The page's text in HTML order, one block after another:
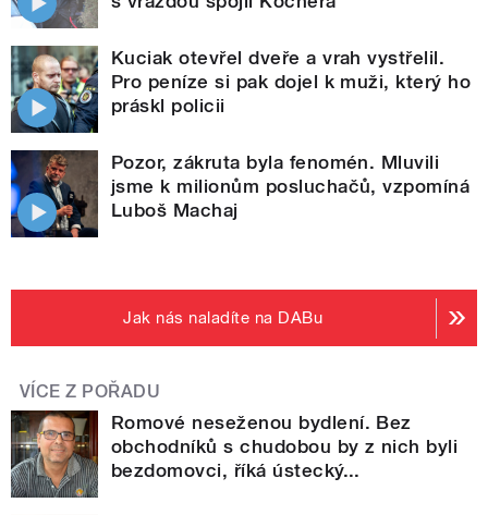
Kuciak otevřel dveře a vrah vystřelil.
Pro peníze si pak dojel k muži, který ho
práskl policii
Pozor, zákruta byla fenomén. Mluvili
jsme k milionům posluchačů, vzpomíná
Luboš Machaj
Jak nás naladíte na DABu
VÍCE Z POŘADU
Romové neseženou bydlení. Bez
obchodníků s chudobou by z nich byli
bezdomovci, říká ústecký...